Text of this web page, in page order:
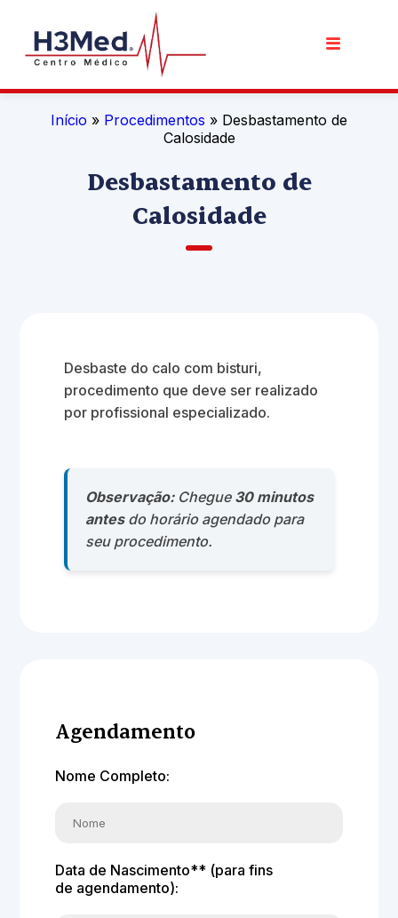
Início » Procedimentos » Desbastamento de
Calosidade
Desbastamento de
Calosidade
Desbaste do calo com bisturi,
procedimento que deve ser realizado
por profissional especializado.
Observação:Chegue 30 minutos
antesdo horário agendado para
seu procedimento.
Agendamento
Nome Completo:
Data de Nascimento** (para fins
de agendamento):